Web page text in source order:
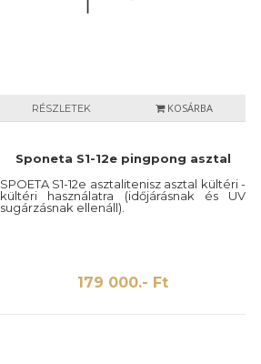
RÉSZLETEK KOSÁRBA
Sponeta S1-12e pingpong asztal
SPOETA S1-12e asztalitenisz asztal kültéri -
kültéri használatra (időjárásnak és UV
sugárzásnak ellenáll).
179 000.- Ft